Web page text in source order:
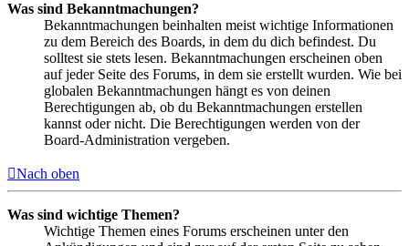
Was sind Bekanntmachungen?
Bekanntmachungen beinhalten meist wichtige Informationen
zu dem Bereich des Boards, in dem du dich befindest. Du
solltest sie stets lesen. Bekanntmachungen erscheinen oben
auf jeder Seite des Forums, in dem sie erstellt wurden. Wie bei
globalen Bekanntmachungen hängt es von deinen
Berechtigungen ab, ob du Bekanntmachungen erstellen
kannst oder nicht. Die Berechtigungen werden von der
Board-Administration vergeben.
Nach oben
Was sind wichtige Themen?
Wichtige Themen eines Forums erscheinen unter den